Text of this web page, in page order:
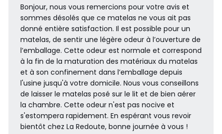
Bonjour, nous vous remercions pour votre avis et
sommes désolés que ce matelas ne vous ait pas
donné entière satisfaction. Il est possible pour un
matelas, de sentir une légère odeur à l’ouverture de
l’emballage. Cette odeur est normale et correspond
à la fin de la maturation des matériaux du matelas
et à son confinement dans l’emballage depuis
l'usine jusqu'à votre domicile. Nous vous conseillons
de laisser le matelas posé sur le lit et de bien aérer
la chambre. Cette odeur n'est pas nocive et
s'estompera rapidement. En espérant vous revoir
bientôt chez La Redoute, bonne journée à vous !